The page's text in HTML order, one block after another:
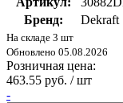
Бренд:
Dekraft
На складе 3 шт
Обновлено 05.08.2026
Розничная цена:
463.55 руб. / шт
-